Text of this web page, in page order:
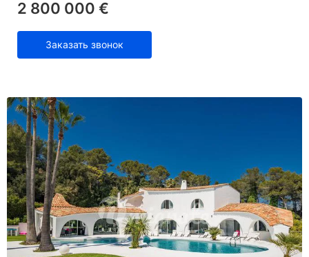
2 800 000 €
Заказать звонок